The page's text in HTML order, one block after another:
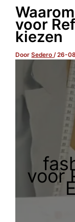
voor
kiezen
DoorSedero/26-
voor